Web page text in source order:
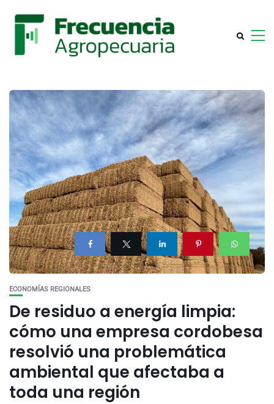
ECONOMÍAS REGIONALES
De residuo a energía limpia:
cómo una empresa cordobesa
resolvió una problemática
ambiental que afectaba a
toda una región